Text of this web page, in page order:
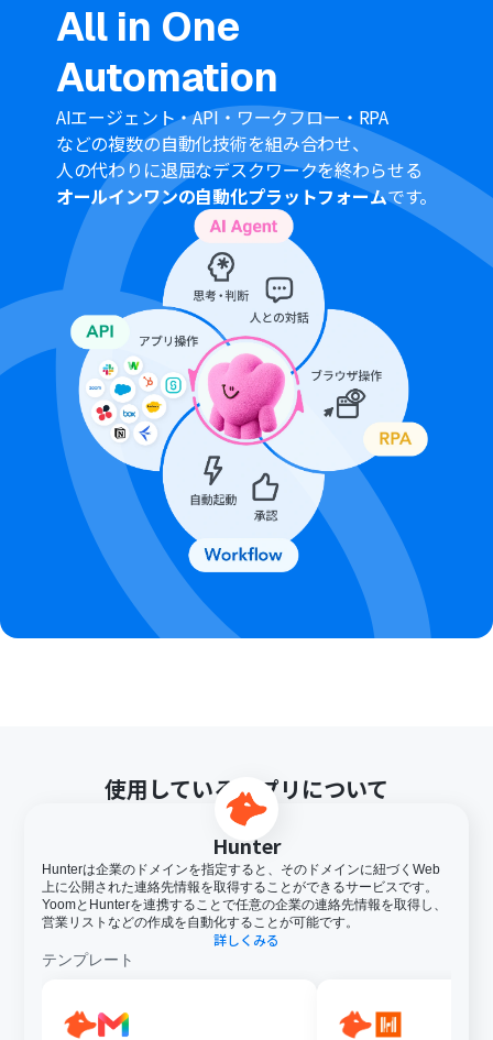
All in One
Automation
AIエージェント・API・ワークフロー・RPA
などの複数の自動化技術を組み合わせ、
人の代わりに退屈なデスクワークを終わらせる
オールインワンの自動化プラットフォームです。
使用しているアプリについて
Hunter
Hunterは企業のドメインを指定すると、そのドメインに紐づくWeb
上に公開された連絡先情報を取得することができるサービスです。
YoomとHunterを連携することで任意の企業の連絡先情報を取得し、
営業リストなどの作成を自動化することが可能です。
詳しくみる
テンプレート